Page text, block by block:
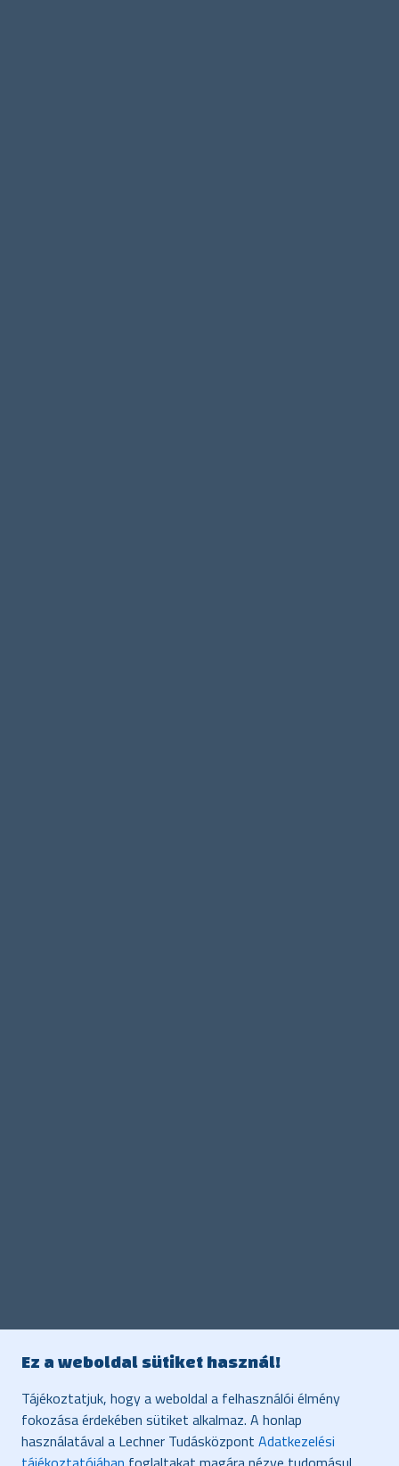
Ez a weboldal sütiket használ!
Tájékoztatjuk, hogy a weboldal a felhasználói élmény
fokozása érdekében sütiket alkalmaz. A honlap
használatával a Lechner Tudásközpont Adatkezelési